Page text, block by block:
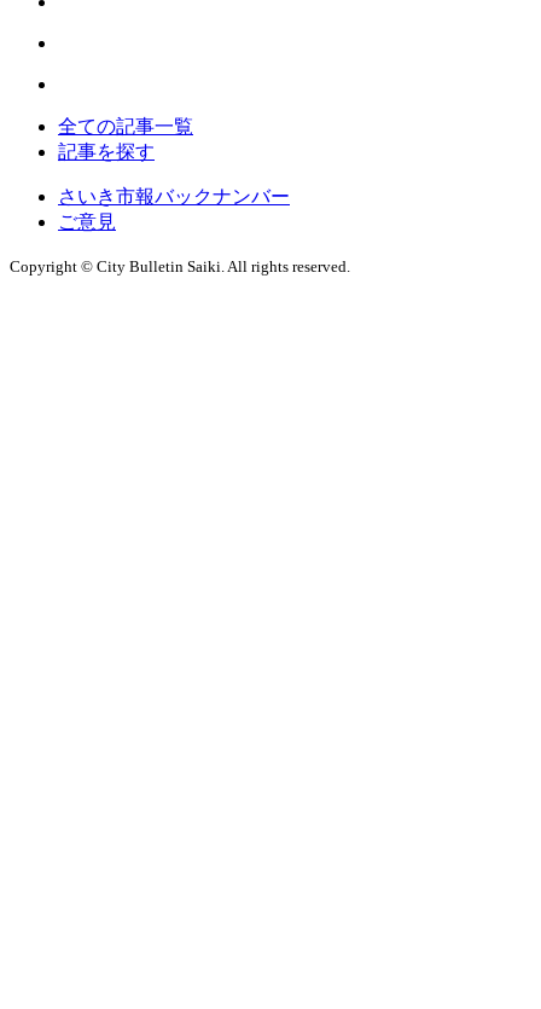
全ての記事一覧
記事を探す
さいき市報バックナンバー
ご意見
Copyright © City Bulletin Saiki. All rights reserved.